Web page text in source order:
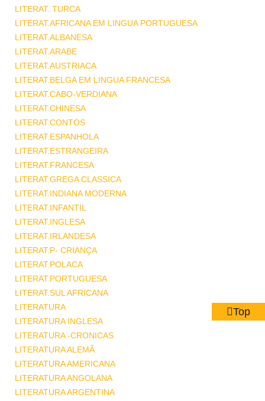
LITERAT. TURCA
LITERAT.AFRICANA EM LINGUA PORTUGUESA
LITERAT.ALBANESA
LITERAT.ARABE
LITERAT.AUSTRIACA
LITERAT.BELGA EM LINGUA FRANCESA
LITERAT.CABO-VERDIANA
LITERAT.CHINESA
LITERAT.CONTOS
LITERAT.ESPANHOLA
LITERAT.ESTRANGEIRA
LITERAT.FRANCESA
LITERAT.GREGA CLASSICA
LITERAT.INDIANA MODERNA
LITERAT.INFANTIL
LITERAT.INGLESA
LITERAT.IRLANDESA
LITERAT.P- CRIANÇA
LITERAT.POLACA
LITERAT.PORTUGUESA
LITERAT.SUL AFRICANA
LITERATURA
LITERATURA INGLESA
LITERATURA -CRONICAS
LITERATURA ALEMÃ
LITERATURA AMERICANA
LITERATURA ANGOLANA
LITERATURA ARGENTINA
Top